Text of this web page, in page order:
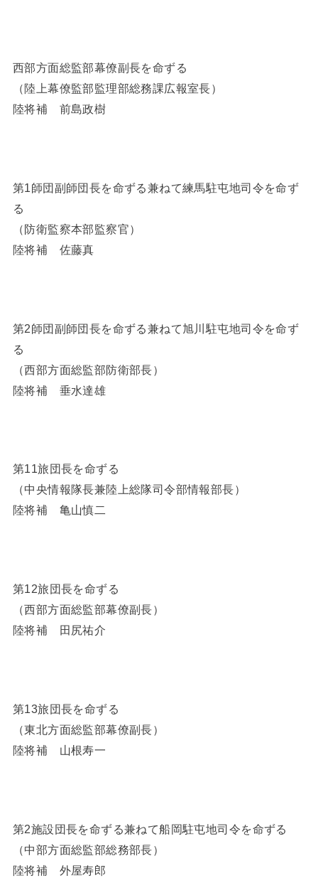
西部方面総監部幕僚副長を命ずる
（陸上幕僚監部監理部総務課広報室長）
陸将補 前島政樹
第1師団副師団長を命ずる兼ねて練馬駐屯地司令を命ず
る
（防衛監察本部監察官）
陸将補 佐藤真
第2師団副師団長を命ずる兼ねて旭川駐屯地司令を命ず
る
（西部方面総監部防衛部長）
陸将補 垂水達雄
第11旅団長を命ずる
（中央情報隊長兼陸上総隊司令部情報部長）
陸将補 亀山慎二
第12旅団長を命ずる
（西部方面総監部幕僚副長）
陸将補 田尻祐介
第13旅団長を命ずる
（東北方面総監部幕僚副長）
陸将補 山根寿一
第2施設団長を命ずる兼ねて船岡駐屯地司令を命ずる
（中部方面総監部総務部長）
陸将補 外屋寿郎